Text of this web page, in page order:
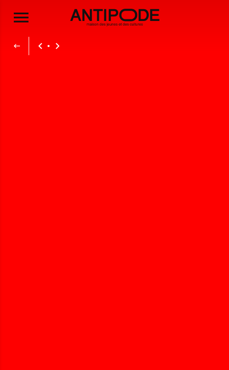
Aller au contenu principal